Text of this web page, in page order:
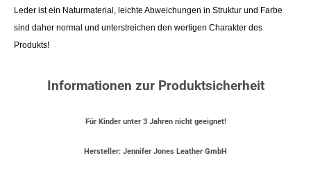
Leder ist ein Naturmaterial, leichte Abweichungen in Struktur und Farbe
sind daher normal und unterstreichen den wertigen Charakter des
Produkts!
Informationen zur Produktsicherheit
Für Kinder unter 3 Jahren nicht geeignet!
Hersteller: Jennifer Jones Leather GmbH